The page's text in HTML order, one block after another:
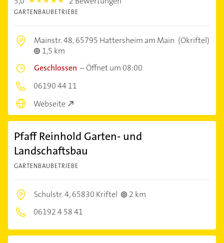
GARTENBAUBETRIEBE
Mainstr. 48,65795 Hattersheim am Main (Okriftel)
1,5 km
Geschlossen –Öffnet um 08:00
06190 44 11
Webseite
Pfaff Reinhold Garten- und
Landschaftsbau
GARTENBAUBETRIEBE
Schulstr. 4,65830 Kriftel
2 km
06192 4 58 41